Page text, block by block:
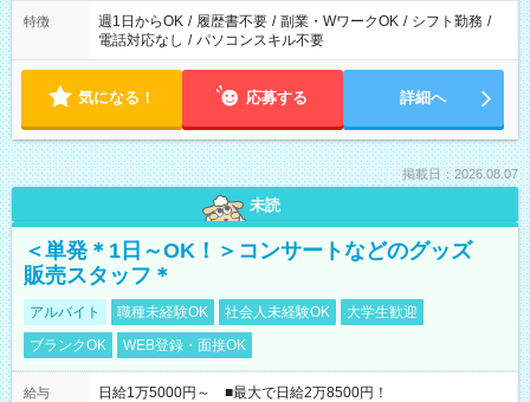
特徴 週1日からOK / 履歴書不要 / 副業・WワークOK / シフト勤務 /
電話対応なし / パソコンスキル不要
気になる！ 応募する 詳細へ
掲載日：2026.08.07
未読
＜単発＊1日～OK！＞コンサートなどのグッズ
販売スタッフ＊
アルバイト 職種未経験OK 社会人未経験OK
大学生歓迎
ブランクOK
WEB登録・面接OK
給与 日給1万5000円～ ■最大で日給2万8500円！